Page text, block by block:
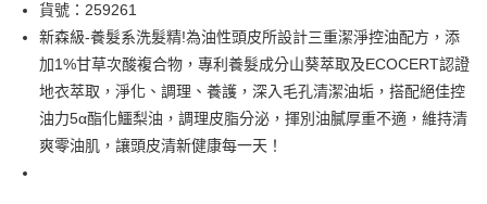
超商取貨付款
LINE Pay
Apple Pay
街口支付
貨號：259261
新森級-養髮系洗髮精!為油性頭皮所設計三重潔淨控油配方，添
加1%甘草次酸複合物，專利養髮成分山葵萃取及ECOCERT認證
地衣萃取，淨化、調理、養護，深入毛孔清潔油垢，搭配絕佳控
油力5α酯化鱷梨油，調理皮脂分泌，揮別油膩厚重不適，維持清
爽零油肌，讓頭皮清新健康每一天！